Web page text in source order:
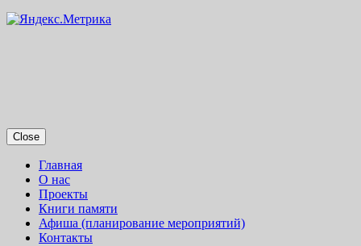
Close
Главная
О нас
Проекты
Книги памяти
Афиша (планирование мероприятий)
Контакты